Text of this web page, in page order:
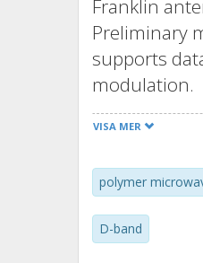
Franklin
Preliminary
supports
modulation.
VISA MER
polymer
D-band